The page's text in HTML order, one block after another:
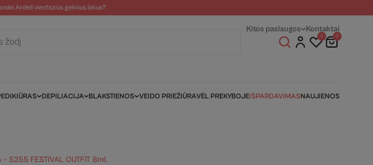
Ardell vienfazius gelinius lakus?
Fizinės parduotuvėsKitos paslaugos Kontaktai
0 0
DEPILIACIJA BLAKSTIENOS VEIDO PRIEŽIŪRAVĖL PREKYBOJEIŠPARDAVIMASNAUJIENOS
S255 FESTIVAL OUTFIT 8ml.